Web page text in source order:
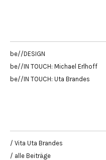
be//DESIGN
be//IN TOUCH: Michael Erlhoff
be//IN TOUCH: Uta Brandes
/ Vita Uta Brandes
/ alle Beiträge